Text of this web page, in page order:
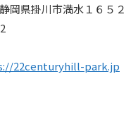
岡県掛川市満水１６５２
22centuryhill-park.jp